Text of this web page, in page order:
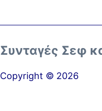
Συνταγές Σεφ
Copyright © 2026